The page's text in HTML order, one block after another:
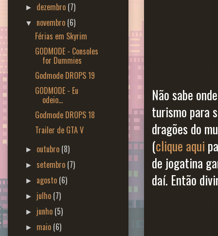
Não sabe
turismo para
dragões do
(clique aqui
de jogatina
daí. Então
► dezembro (7)
▼ novembro (6)
Férias em Skyrim
GODMODE - Consoles
for Dummies
Godmode DROPS 19
GODMODE - Eu
odeio...
Godmode DROPS 18
Trailer de GTA V
► outubro (8)
► setembro (7)
► agosto (6)
► julho (7)
► junho (5)
► maio (6)